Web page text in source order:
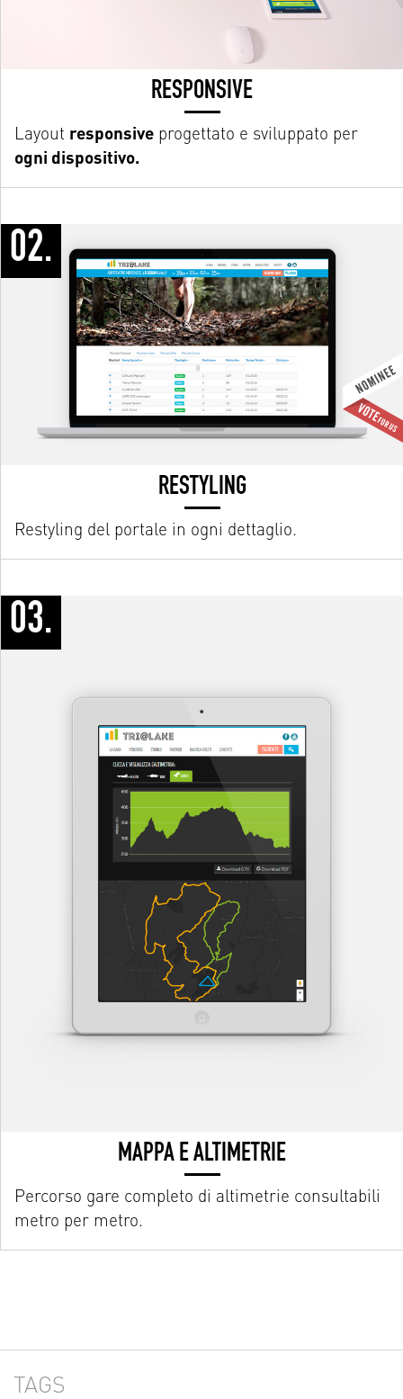
RESPONSIVE
Layout responsive progettato e sviluppato per
ogni dispositivo.
02.
RESTYLING
Restyling del portale in ogni dettaglio.
03.
MAPPA E ALTIMETRIE
Percorso gare completo di altimetrie consultabili
metro per metro.
TAGS